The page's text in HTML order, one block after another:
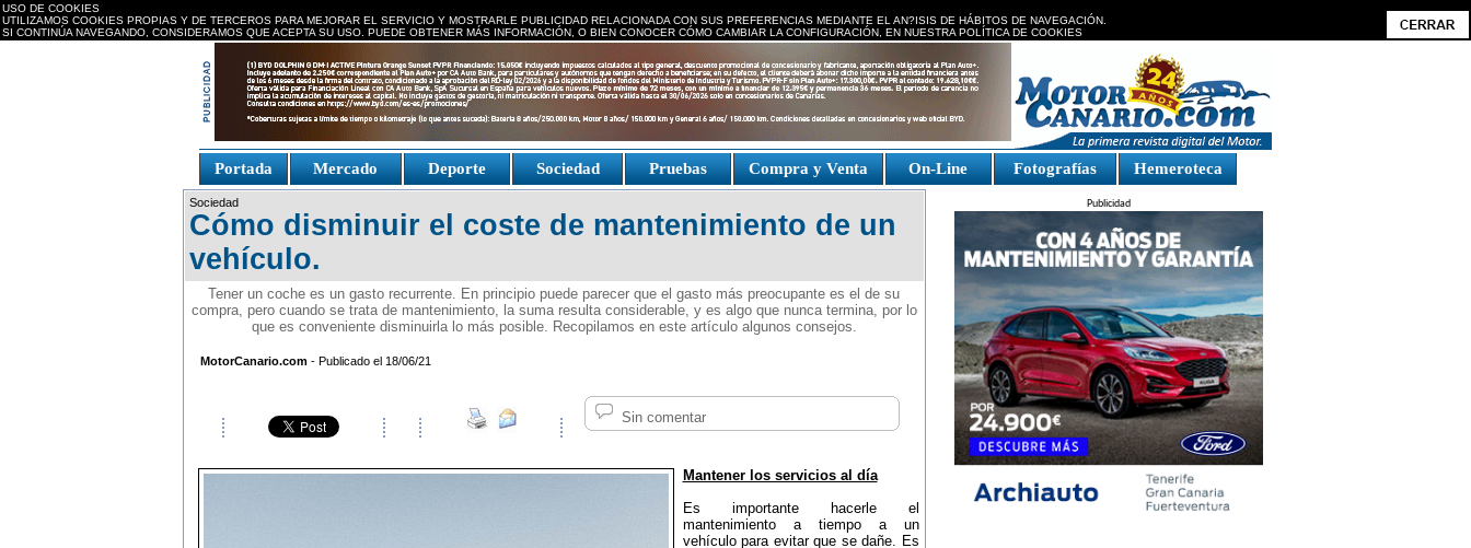
USO DE COOKIES
UTILIZAMOS COOKIES PROPIAS Y DE TERCEROS PARA MEJORAR EL SERVICIO Y MOSTRARLE PUBLICIDAD RELACIONADA CON SUS PREFERENCIAS MEDIANTE EL AN?ISIS DE HÁBITOS DE NAVEGACIÓN.
SI CONTINÚA NAVEGANDO, CONSIDERAMOS QUE ACEPTA SU USO. PUEDE OBTENER MÁS INFORMACIÓN, O BIEN CONOCER CÓMO CAMBIAR LA CONFIGURACIÓN, EN NUESTRA POLÍTICA DE COOKIES
Portada Mercado Deporte Sociedad Pruebas Compra y Venta On-Line Fotografías Hemeroteca
Fake Watches
Sociedad
Cómo disminuir el coste de mantenimiento de un
vehículo.
Tener un coche es un gasto recurrente. En principio puede parecer que el gasto más preocupante es el de su
compra, pero cuando se trata de mantenimiento, la suma resulta considerable, y es algo que nunca termina, por lo
que es conveniente disminuirla lo más posible. Recopilamos en este artículo algunos consejos.
MotorCanario.com- Publicado el 18/06/21
Sin comentar
Mantener los servicios al día
Es importante hacerle el
mantenimiento a tiempo a un
vehículo para evitar que se dañe. Es
Publicidad